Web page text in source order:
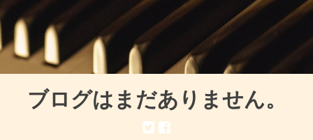
ブログはまだありません。